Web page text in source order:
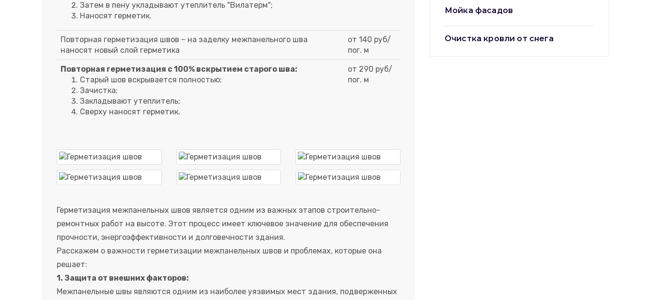
Затем в пену укладывают утеплитель "Вилатерм";
Наносят герметик.
Повторная герметизация швов – на заделку межпанельного шва
наносят новый слой герметика
от 140 руб/
пог. м
Повторная герметизация с 100% вскрытием старого шва:
Старый шов вскрывается полностью;
Зачистка;
Закладывают утеплитель;
Сверху наносят герметик.
от 290 руб/
пог. м
Герметизация межпанельных швов является одним из важных этапов строительно-
ремонтных работ на высоте. Этот процесс имеет ключевое значение для обеспечения
прочности, энергоэффективности и долговечности здания.
Расскажем о важности герметизации межпанельных швов и проблемах, которые она
решает:
1. Защита от внешних факторов:
Межпанельные швы являются одним из наиболее уязвимых мест здания, подверженных
Мойка фасадов
Очистка кровли от снега